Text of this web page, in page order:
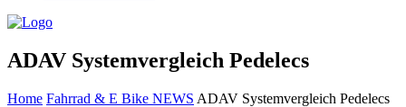
ADAV Systemvergleich Pedelecs
Home Fahrrad & E Bike NEWS ADAV Systemvergleich Pedelecs